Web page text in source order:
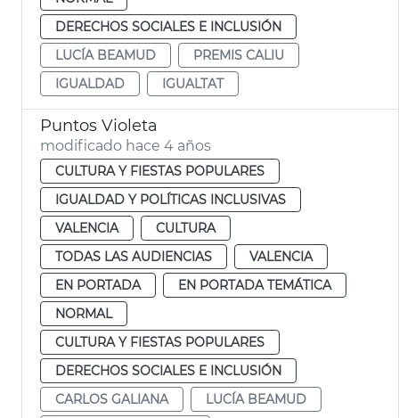
DERECHOS SOCIALES E INCLUSIÓN
LUCÍA BEAMUD
PREMIS CALIU
IGUALDAD
IGUALTAT
Puntos Violeta
modificado hace 4 años
CULTURA Y FIESTAS POPULARES
IGUALDAD Y POLÍTICAS INCLUSIVAS
VALENCIA
CULTURA
TODAS LAS AUDIENCIAS
VALENCIA
EN PORTADA
EN PORTADA TEMÁTICA
NORMAL
CULTURA Y FIESTAS POPULARES
DERECHOS SOCIALES E INCLUSIÓN
CARLOS GALIANA
LUCÍA BEAMUD